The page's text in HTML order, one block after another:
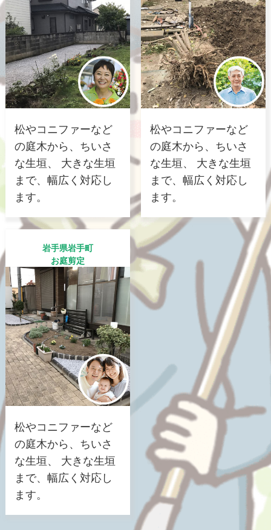
松やコニファーなど
の庭木から、ちいさ
な生垣、 大きな生垣
まで、幅広く対応し
ます。
松やコニファーなど
の庭木から、ちいさ
な生垣、 大きな生垣
まで、幅広く対応し
ます。
岩手県岩手町
お庭剪定
松やコニファーなど
の庭木から、ちいさ
な生垣、 大きな生垣
まで、幅広く対応し
ます。